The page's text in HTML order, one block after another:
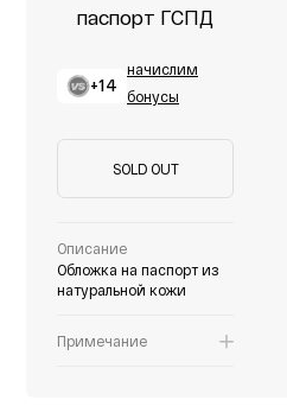
паспорт ГСПД
+14
начислим
бонусы
SOLD OUT
Описание
Обложка на паспорт из
натуральной кожи
Примечание